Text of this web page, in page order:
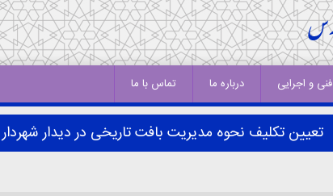
فنی و اجرایی درباره ما تماس با ما
تعیین تکلیف نحوه مدیریت بافت تاریخی در دیدار